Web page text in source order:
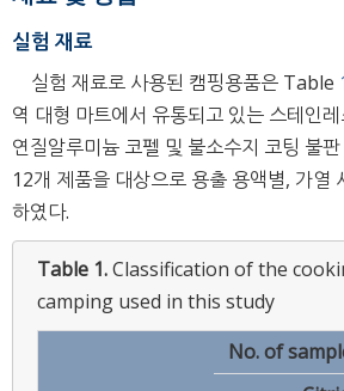
실험 재료
실험 재료로 사용된 캠핑용품은 Table
역 대형 마트에서 유통되고 있는 스테인
연질알루미늄 코펠 및 불소수지 코팅 불
12개 제품을 대상으로 용출 용액별, 가열
하였다.
Table 1.Classification of the
camping used in this study
No. of